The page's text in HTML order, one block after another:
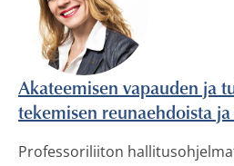
Akateemisen vapauden ja
tekemisen reunaehdoista
Professoriliiton